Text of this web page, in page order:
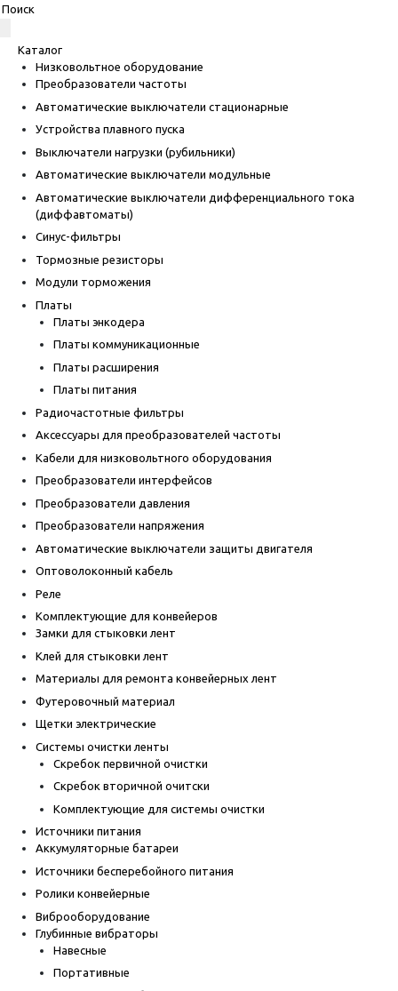
Каталог
Низковольтное оборудование
Преобразователи частоты
Автоматические выключатели стационарные
Устройства плавного пуска
Выключатели нагрузки (рубильники)
Автоматические выключатели модульные
Автоматические выключатели дифференциального тока
(диффавтоматы)
Синус-фильтры
Тормозные резисторы
Модули торможения
Платы
Платы энкодера
Платы коммуникационные
Платы расширения
Платы питания
Радиочастотные фильтры
Аксессуары для преобразователей частоты
Кабели для низковольтного оборудования
Преобразователи интерфейсов
Преобразователи давления
Преобразователи напряжения
Автоматические выключатели защиты двигателя
Оптоволоконный кабель
Реле
Комплектующие для конвейеров
Замки для стыковки лент
Клей для стыковки лент
Материалы для ремонта конвейерных лент
Футеровочный материал
Щетки электрические
Системы очистки ленты
Скребок первичной очистки
Скребок вторичной очитски
Комплектующие для системы очистки
Источники питания
Аккумуляторные батареи
Источники бесперебойного питания
Ролики конвейерные
Виброоборудование
Глубинные вибраторы
Навесные
Портативные